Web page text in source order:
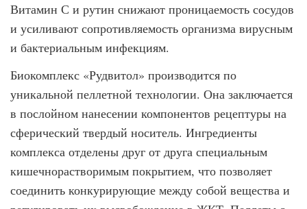
Витамин С и рутин снижают проницаемость сосудов
и усиливают сопротивляемость организма вирусным
и бактериальным инфекциям.
Биокомплекс «Рудвитол» производится по
уникальной пеллетной технологии. Она заключается
в послойном нанесении компонентов рецептуры на
сферический твердый носитель. Ингредиенты
комплекса отделены друг от друга специальным
кишечнорастворимым покрытием, что позволяет
соединить конкурирующие между собой вещества и